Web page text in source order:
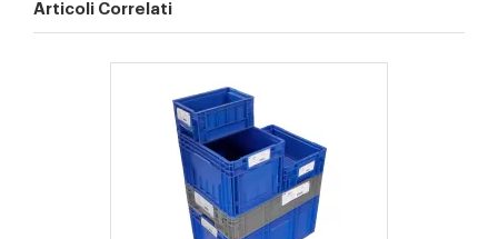
Articoli Correlati